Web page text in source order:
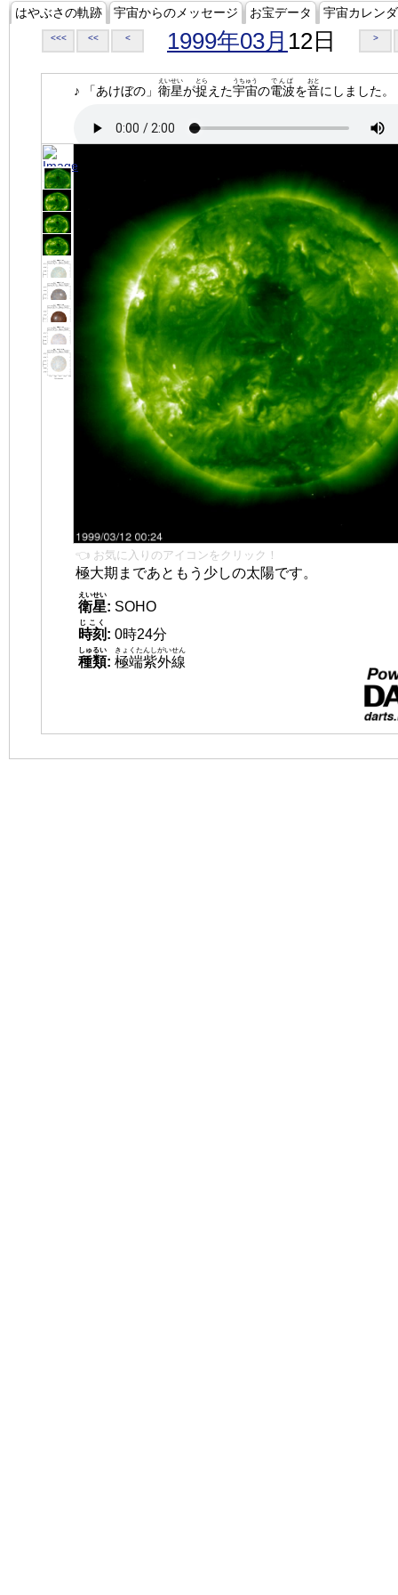
はやぶさの軌跡 宇宙からのメッセージ お宝データ 宇宙カレン
<<< << < 1999年03月 12日 >
♪ 「あけぼの」 衛星
えいせい
が捉
とら
えた宇宙
うちゅう
の電波
でんぱ
を音
おと
にしました。
👈 お気に入りのアイコンをクリック！
極大期まであともう少しの太陽です。
衛星
えいせい
: SOHO
時刻
じこく
: 0時24分
種類
しゅるい
: 極端紫外線
きょくたんしがいせん